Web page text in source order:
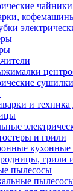
и техника
и грили
кухонные
грили
пылесосы